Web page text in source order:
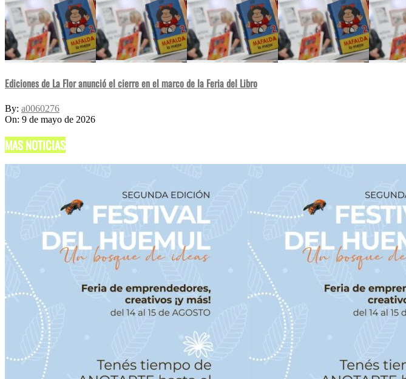
Ediciones de La Flor anunció el cierre en el marco de la Feria del Libro
By: a0060276
On: 9 de mayo de 2026
MAS NOTICIAS